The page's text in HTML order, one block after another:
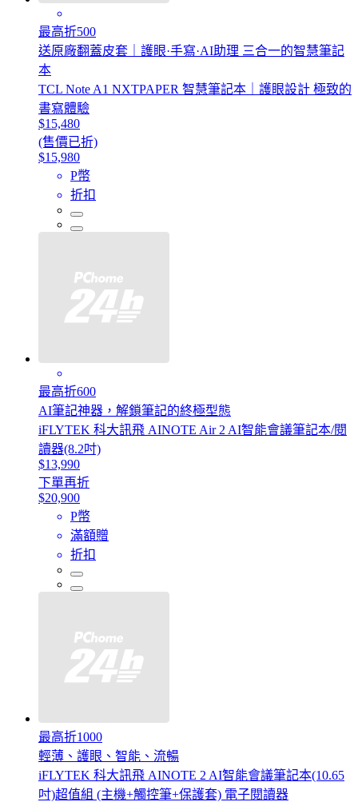
最高折500
送原廠翻蓋皮套｜護眼·手寫·AI助理 三合一的智慧筆記
本
TCL Note A1 NXTPAPER 智慧筆記本｜護眼設計 極致的
書寫體驗
$15,480
(售價已折)
$15,980
P幣
折扣
最高折600
AI筆記神器，解鎖筆記的終極型態
iFLYTEK 科大訊飛 AINOTE Air 2 AI智能會議筆記本/閱
讀器(8.2吋)
$13,990
下單再折
$20,900
P幣
滿額贈
折扣
最高折1000
輕薄、護眼、智能、流暢
iFLYTEK 科大訊飛 AINOTE 2 AI智能會議筆記本(10.65
吋)超值組 (主機+觸控筆+保護套) 電子閱讀器